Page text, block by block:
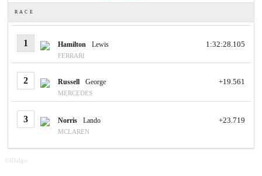
RACE
1 Hamilton
FERRARI
Lewis 1:32:28.105
2 Russell
MERCEDES
George +19.561
3 Norris
MCLAREN
Lando +23.719
©iDalgo